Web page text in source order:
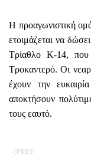
Η προαγωνιστική
ετοιμάζεται να
Τρίαθλο Κ-14, που
Τροκαντερό. Οι
έχουν την
αποκτήσουν
τους εαυτό.
PREV